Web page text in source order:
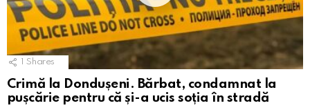
Shares
Crimă la Dondușeni. Bărbat, condamnat la
pușcărie pentru că și-a ucis soția în stradă